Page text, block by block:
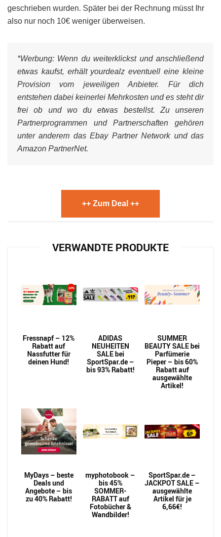
geschrieben wurden. Später bei der Rechnung müsst Ihr
also nur noch 10€ weniger überweisen.
*Werbung: Wenn du weiterklickst und anschließend
etwas kaufst, erhält yourdealz eventuell eine kleine
Provision vom jeweiligen Anbieter. Für dich
entstehen dabei keinerlei Mehrkosten und es steht dir
frei ob und wo du etwas bestellst. Zu unseren
Partnerprogrammen und Partnerschaften gehören
unter anderem das Ebay Partner Network und das
Amazon PartnerNet.
++ Zum Deal ++
VERWANDTE PRODUKTE
Fressnapf – 12%
Rabatt auf
Nassfutter für
deinen Hund!
ADIDAS
NEUHEITEN
SALE bei
SportSpar.de –
bis 93% Rabatt!
SUMMER
BEAUTY SALE bei
Parfümerie
Pieper – bis 60%
Rabatt auf
ausgewählte
Artikel!
MyDays – beste
Deals und
Angebote – bis
zu 40% Rabatt!
myphotobook –
bis 45%
SOMMER-
RABATT auf
Fotobücher &
Wandbilder!
SportSpar.de –
JACKPOT SALE –
ausgewählte
Artikel für je
6,66€!